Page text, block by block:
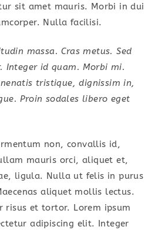
sit amet mauris. Morbi in dui
Nulla facilisi.
massa. Cras metus. Sed
Integer id quam. Morbi mi.
tristique, dignissim in,
Proin sodales libero eget
non, convallis id,
mauris orci, aliquet et,
ligula. Nulla ut felis in purus
aliquet mollis lectus.
risus et tortor. Lorem ipsum
adipiscing elit. Integer